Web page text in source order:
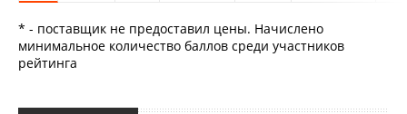
* - поставщик не предоставил цены. Начислено
минимальное количество баллов среди участников
рейтинга